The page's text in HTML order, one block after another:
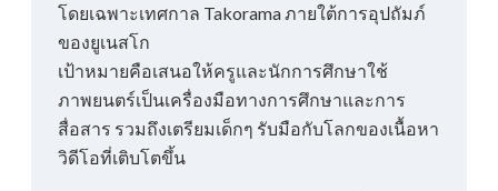
โดยเฉพาะเทศกาล Takorama ภายใต้การอุปถัมภ์
ของยูเนสโก
เป้าหมายคือเสนอให้ครูและนักการศึกษาใช้
ภาพยนตร์เป็นเครื่องมือทางการศึกษาและการ
สื่อสาร รวมถึงเตรียมเด็กๆ รับมือกับโลกของเนื้อหา
วิดีโอที่เติบโตขึ้น